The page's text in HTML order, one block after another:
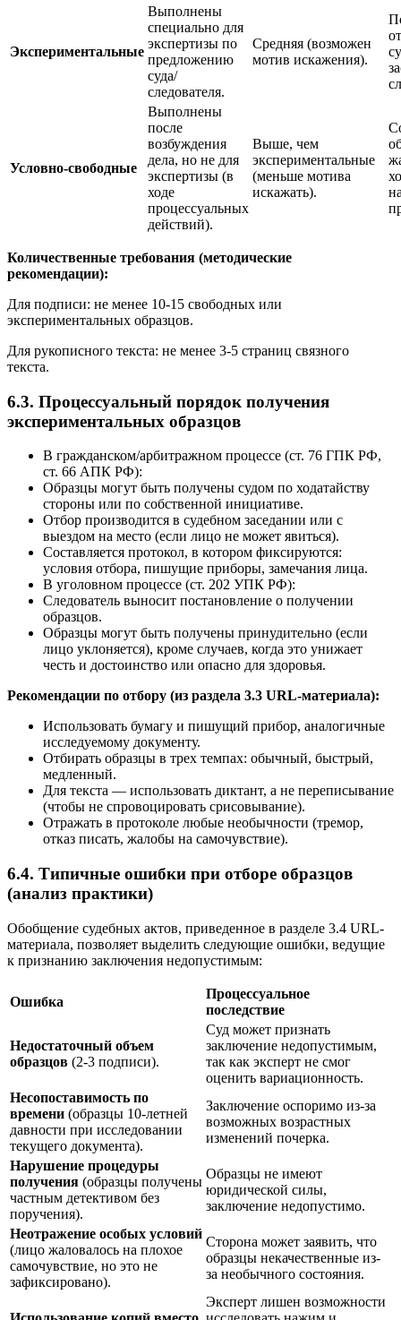
Экспериментальные
Выполнены
специально для
экспертизы по
предложению
суда/
следователя.
Средняя (возможен
мотив искажения).
Условно-свободные
Выполнены
после
возбуждения
дела, но не для
экспертизы (в
ходе
процессуальных
действий).
Выше, чем
экспериментальные
(меньше мотива
искажать).
Количественные требования (методические
рекомендации):
Для подписи: не менее 10-15 свободных или
экспериментальных образцов.
Для рукописного текста: не менее 3-5 страниц связного
текста.
6.3. Процессуальный порядок получения
экспериментальных образцов
В гражданском/арбитражном процессе (ст. 76 ГПК РФ,
ст. 66 АПК РФ):
Образцы могут быть получены судом по ходатайству
стороны или по собственной инициативе.
Отбор производится в судебном заседании или с
выездом на место (если лицо не может явиться).
Составляется протокол, в котором фиксируются:
условия отбора, пишущие приборы, замечания лица.
В уголовном процессе (ст. 202 УПК РФ):
Следователь выносит постановление о получении
образцов.
Образцы могут быть получены принудительно (если
лицо уклоняется), кроме случаев, когда это унижает
честь и достоинство или опасно для здоровья.
Рекомендации по отбору (из раздела 3.3 URL-материала):
Использовать бумагу и пишущий прибор, аналогичные
исследуемому документу.
Отбирать образцы в трех темпах: обычный, быстрый,
медленный.
Для текста — использовать диктант, а не переписывание
(чтобы не спровоцировать срисовывание).
Отражать в протоколе любые необычности (тремор,
отказ писать, жалобы на самочувствие).
6.4. Типичные ошибки при отборе образцов
(анализ практики)
Обобщение судебных актов, приведенное в разделе 3.4 URL-
материала, позволяет выделить следующие ошибки, ведущие
к признанию заключения недопустимым:
Ошибка
Процессуальное
последствие
Недостаточный объем
образцов (2-3 подписи).
Суд может признать
заключение недопустимым,
так как эксперт не смог
оценить вариационность.
Несопоставимость по
времени (образцы 10-летней
давности при исследовании
текущего документа).
Заключение оспоримо из-за
возможных возрастных
изменений почерка.
Нарушение процедуры
получения (образцы получены
частным детективом без
поручения).
Образцы не имеют
юридической силы,
заключение недопустимо.
Неотражение особых условий
(лицо жаловалось на плохое
самочувствие, но это не
зафиксировано).
Сторона может заявить, что
образцы некачественные из-
за необычного состояния.
Эксперт лишен возможности